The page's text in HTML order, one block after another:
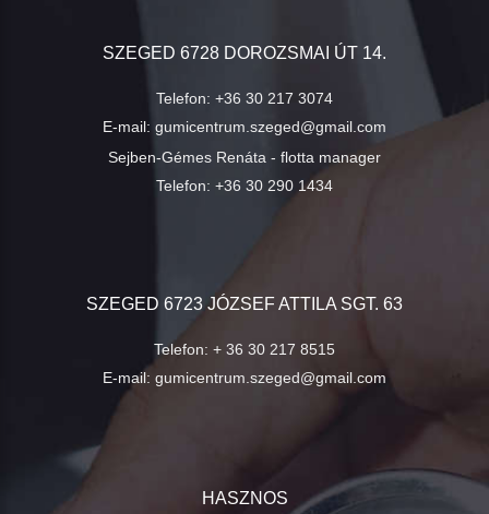
SZEGED 6728 DOROZSMAI ÚT 14.
Telefon: +36 30 217 3074
E-mail: gumicentrum.szeged@gmail.com
Sejben-Gémes Renáta - flotta manager
Telefon: +36 30 290 1434
SZEGED 6723 JÓZSEF ATTILA SGT. 63
Telefon: + 36 30 217 8515
E-mail: gumicentrum.szeged@gmail.com
HASZNOS